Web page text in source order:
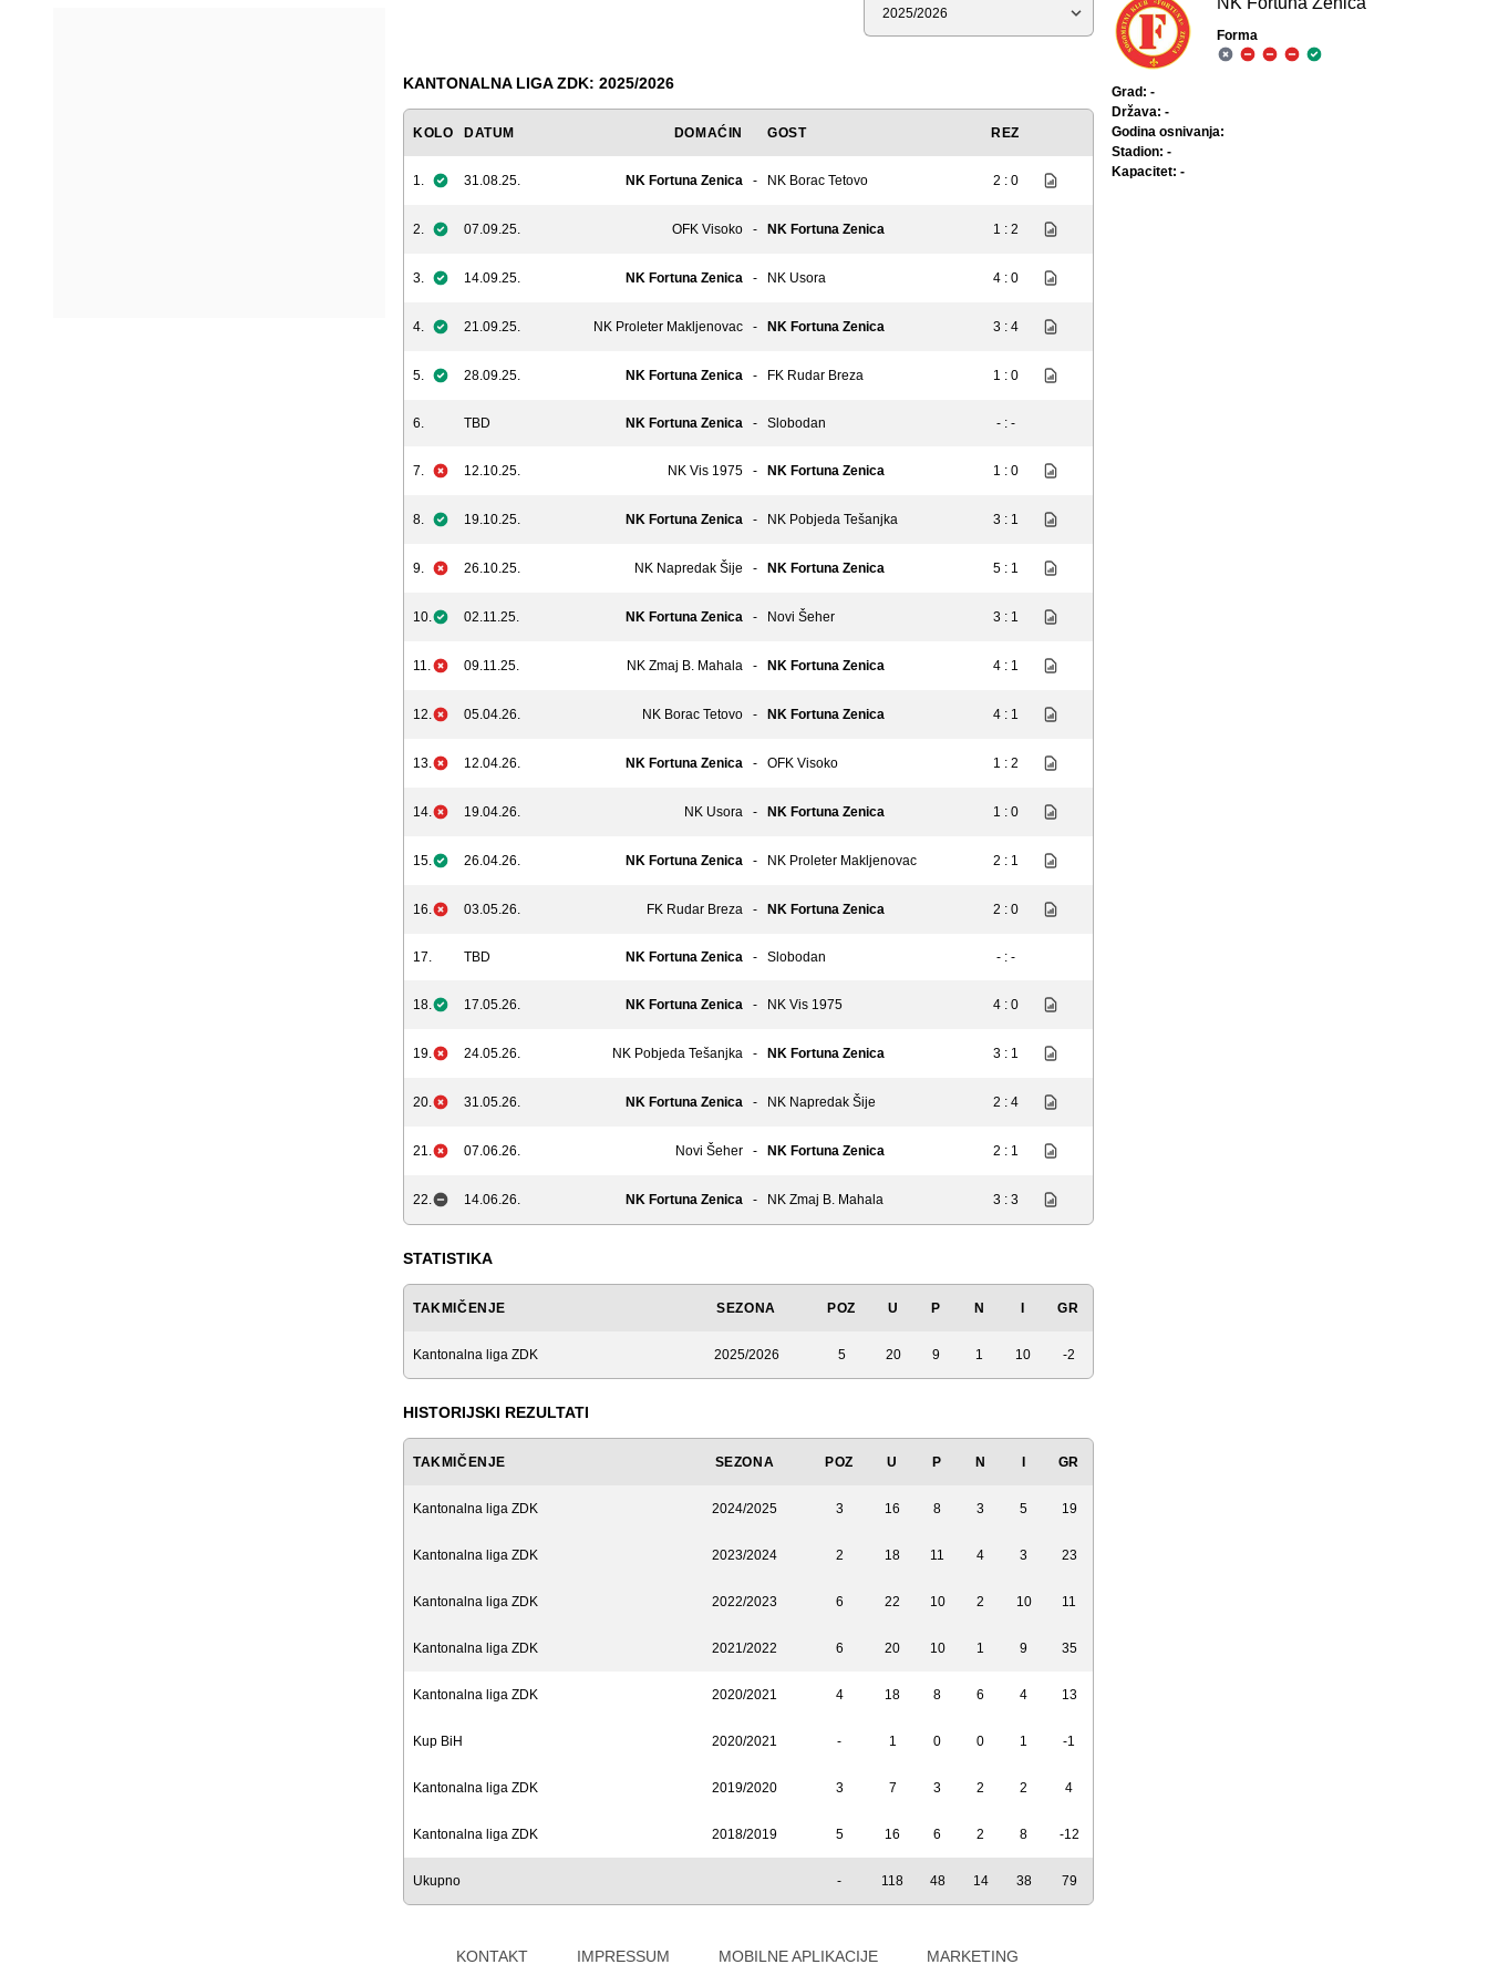
KANTONALNA LIGA ZDK: 2025/2026
KOLO DATUM DOMAĆIN GOST REZ
1. 31.08.25. NK Fortuna Zenica - NK Borac Tetovo 2 : 0
2. 07.09.25. OFK Visoko - NK Fortuna Zenica 1 : 2
3. 14.09.25. NK Fortuna Zenica - NK Usora 4 : 0
4. 21.09.25. NK Proleter Makljenovac - NK Fortuna Zenica 3 : 4
5. 28.09.25. NK Fortuna Zenica - FK Rudar Breza 1 : 0
6. TBD NK Fortuna Zenica - Slobodan - : -
7. 12.10.25. NK Vis 1975 - NK Fortuna Zenica 1 : 0
8. 19.10.25. NK Fortuna Zenica - NK Pobjeda Tešanjka 3 : 1
9. 26.10.25. NK Napredak Šije - NK Fortuna Zenica 5 : 1
10. 02.11.25. NK Fortuna Zenica - Novi Šeher 3 : 1
11. 09.11.25. NK Zmaj B. Mahala - NK Fortuna Zenica 4 : 1
12. 05.04.26. NK Borac Tetovo - NK Fortuna Zenica 4 : 1
13. 12.04.26. NK Fortuna Zenica - OFK Visoko 1 : 2
14. 19.04.26. NK Usora - NK Fortuna Zenica 1 : 0
15. 26.04.26. NK Fortuna Zenica - NK Proleter Makljenovac 2 : 1
16. 03.05.26. FK Rudar Breza - NK Fortuna Zenica 2 : 0
17. TBD NK Fortuna Zenica - Slobodan - : -
18. 17.05.26. NK Fortuna Zenica - NK Vis 1975 4 : 0
19. 24.05.26. NK Pobjeda Tešanjka - NK Fortuna Zenica 3 : 1
20. 31.05.26. NK Fortuna Zenica - NK Napredak Šije 2 : 4
21. 07.06.26. Novi Šeher - NK Fortuna Zenica 2 : 1
22. 14.06.26. NK Fortuna Zenica - NK Zmaj B. Mahala 3 : 3
STATISTIKA
TAKMIČENJE SEZONA POZ U P N GR
Kantonalna liga ZDK 2025/2026 5 20 9 1 10 -2
HISTORIJSKI REZULTATI
TAKMIČENJE SEZONA POZ U P N GR
Kantonalna liga ZDK 2024/2025 3 16 8 3 5 19
Kantonalna liga ZDK 2023/2024 2 18 11 4 3 23
Kantonalna liga ZDK 2022/2023 6 22 10 2 10 11
Kantonalna liga ZDK 2021/2022 6 20 10 1 9 35
Kantonalna liga ZDK 2020/2021 4 18 8 6 4 13
Kup BiH 2020/2021 - 1 0 0 1 -1
Kantonalna liga ZDK 2019/2020 3 7 3 2 2 4
Kantonalna liga ZDK 2018/2019 5 16 6 2 8 -12
Ukupno - 118 48 14 38 79
Forma
Grad: -
Država: -
Godina osnivanja:
Stadion: -
Kapacitet: -
KONTAKT IMPRESSUM MOBILNE APLIKACIJE MARKETING